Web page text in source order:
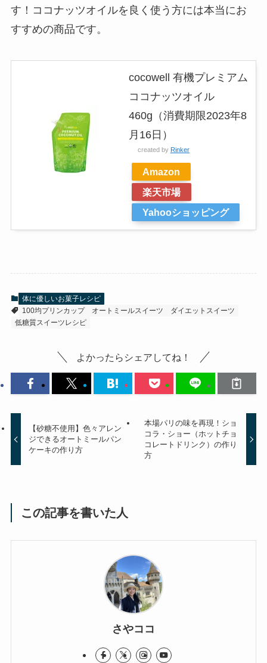
す！ココナッツオイルを良く使う方には本当にお
すすめの商品です。
cocowell 有機プレミアム
ココナッツオイル
460g（消費期限2023年8
月16日）
created by Rinker
Amazon
楽天市場
Yahooショッピング
体に優しいお菓子レシピ
100均プリンカップ
オートミールスイーツ
ダイエットスイーツ
低糖質スイーツレシピ
よかったらシェアしてね！
【砂糖不使用】色々アレン
ジできるオートミールパン
ケーキの作り方
本場パリの味を再現！ショ
コラ・ショー（ホットチョ
コレートドリンク）の作り
方
この記事を書いた人
さやココ